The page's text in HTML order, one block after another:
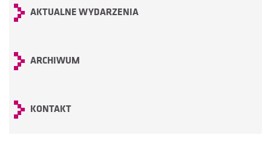
AKTUALNE WYDARZENIA
ARCHIWUM
KONTAKT